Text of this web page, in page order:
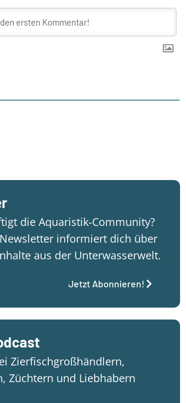
die Aquaristik-Community?
informiert dich über
aus der Unterwasserwelt.
Jetzt Abonnieren!
Zierfischgroßhändlern,
Züchtern und Liebhabern